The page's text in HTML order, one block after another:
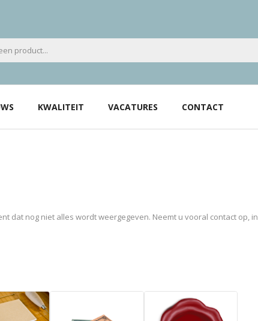
KWALITEIT VACATURES CONTACT
dat nog niet alles wordt weergegeven. Neemt u vooral contact op,